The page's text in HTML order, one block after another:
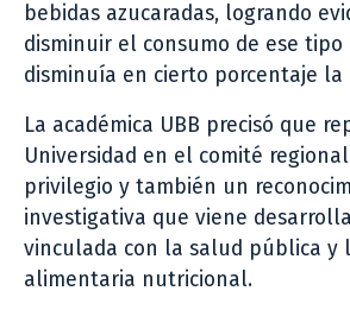
bebidas azucaradas, logrando
disminuir el consumo de ese
disminuía en cierto porcentaje la
La académica UBB precisó que
Universidad en el comité
privilegio y también un
investigativa que viene
vinculada con la salud pública y
alimentaria nutricional.